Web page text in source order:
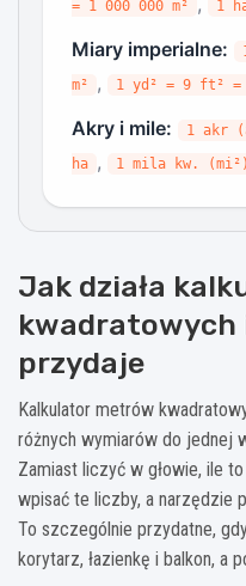
= 1 000 000 m²
1
Miary imperialne:
m²
, 1 yd² = 9 ft² =
Akry i mile:
1 akr
ha
, 1 mila kw.
Jak działa
kwadratowych
przydaje
Kalkulator metrów
różnych wymiarów do jednej
Zamiast liczyć w głowie, ile
wpisać te liczby, a narzędzie
To szczególnie przydatne,
korytarz, łazienkę i balkon, a